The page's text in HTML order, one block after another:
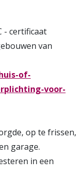
- certificaat
van
of-
voor-
op te frissen,
garage.
in een